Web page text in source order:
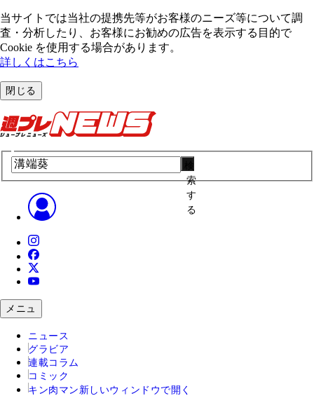
当サイトでは当社の提携先等がお客様のニーズ等について調
査・分析したり、お客様にお勧めの広告を表⽰する⽬的で
Cookie を使⽤する場合があります。
詳しくはこちら
閉じる
索
す
る
メニュ
ニュース
グラビア
連載コラム
コミック
キン肉マン 新しいウィンドウで開く